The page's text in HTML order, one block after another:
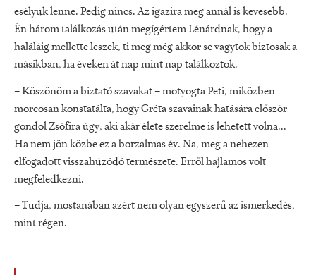
esélyük lenne. Pedig nincs. Az igazira meg annál is kevesebb.
Én három találkozás után megígértem Lénárdnak, hogy a
haláláig mellette leszek, ti meg még akkor se vagytok biztosak a
másikban, ha éveken át nap mint nap találkoztok.
– Köszönöm a biztató szavakat – motyogta Peti, miközben
morcosan konstatálta, hogy Gréta szavainak hatására először
gondol Zsófira úgy, aki akár élete szerelme is lehetett volna...
Ha nem jön közbe ez a borzalmas év. Na, meg a nehezen
elfogadott visszahúzódó természete. Erről hajlamos volt
megfeledkezni.
– Tudja, mostanában azért nem olyan egyszerű az ismerkedés,
mint régen.